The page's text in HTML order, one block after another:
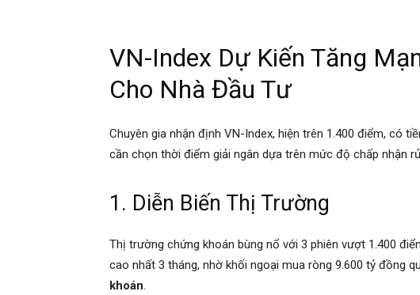
VN-Index Dự Kiến Tăng
Cho Nhà Đầu Tư
Chuyên gia nhận định VN-Index, hiện trên 1.400 điểm, có
cần chọn thời điểm giải ngân dựa trên mức độ chấp nhận
1. Diễn Biến Thị Trường
Thị trường chứng khoán bùng nổ với 3 phiên vượt 1.400
cao nhất 3 tháng, nhờ khối ngoại mua ròng 9.600 tỷ đồng
khoán.